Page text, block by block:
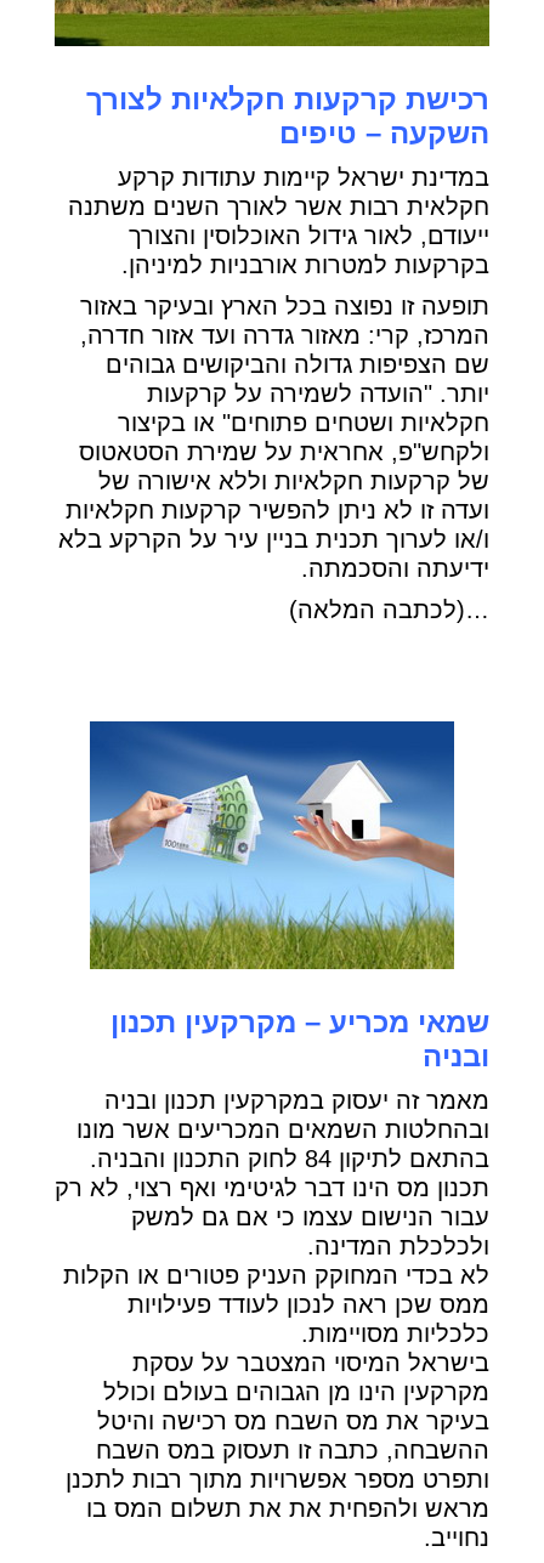
רכישת קרקעות חקלאיות לצורך
השקעה – טיפים
במדינת ישראל קיימות עתודות קרקע
חקלאית רבות אשר לאורך השנים משתנה
ייעודם, לאור גידול האוכלוסין והצורך
בקרקעות למטרות אורבניות למיניהן.
תופעה זו נפוצה בכל הארץ ובעיקר באזור
המרכז, קרי: מאזור גדרה ועד אזור חדרה,
שם הצפיפות גדולה והביקושים גבוהים
יותר. "הועדה לשמירה על קרקעות
חקלאיות ושטחים פתוחים" או בקיצור
ולקחש"פ, אחראית על שמירת הסטאטוס
של קרקעות חקלאיות וללא אישורה של
ועדה זו לא ניתן להפשיר קרקעות חקלאיות
ו/או לערוך תכנית בניין עיר על הקרקע בלא
ידיעתה והסכמתה.
…(לכתבה המלאה)
שמאי מכריע – מקרקעין תכנון
ובניה
מאמר זה יעסוק במקרקעין תכנון ובניה
ובהחלטות השמאים המכריעים אשר מונו
בהתאם לתיקון 84 לחוק התכנון והבניה.
תכנון מס הינו דבר לגיטימי ואף רצוי, לא רק
עבור הנישום עצמו כי אם גם למשק
ולכלכלת המדינה.
לא בכדי המחוקק העניק פטורים או הקלות
ממס שכן ראה לנכון לעודד פעילויות
כלכליות מסויימות.
בישראל המיסוי המצטבר על עסקת
מקרקעין הינו מן הגבוהים בעולם וכולל
בעיקר את מס השבח מס רכישה והיטל
ההשבחה, כתבה זו תעסוק במס השבח
ותפרט מספר אפשרויות מתוך רבות לתכנן
מראש ולהפחית את את תשלום המס בו
נחוייב.